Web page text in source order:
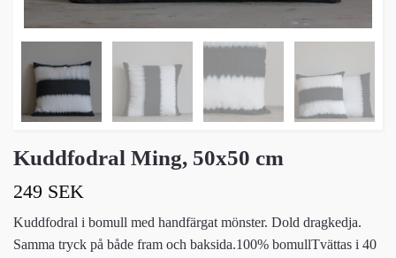
Kuddfodral Ming, 50x50 cm
249 SEK
Kuddfodral i bomull med handfärgat mönster. Dold dragkedja.
Samma tryck på både fram och baksida.100% bomullTvättas i 40